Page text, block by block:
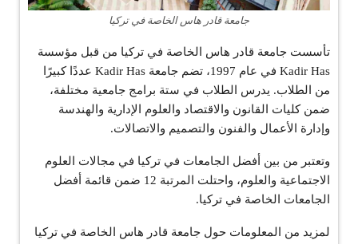
جامعة قادر هاس الخاصة في تركيا
تأسست جامعة قادر هاس الخاصة في تركيا من قبل مؤسسة
Kadir Has في عام 1997، تضم جامعة Kadir Has عددًا كبيرًا
من الطلاب. يدرس الطلاب في ستة برامج جامعية مختلفة،
ضمن كليات القانون والاقتصاد والعلوم الإدارية والهندسة
وإدارة الأعمال والفنون والتصميم والاتصالات.
وتعتبر من بين أفضل الجامعات في تركيا في مجالات العلوم
الاجتماعية والعلوم، واحتلت المرتبة 12 ضمن قائمة أفضل
الجامعات الخاصة في تركيا.
لمزيد من المعلومات حول جامعة قادر هاس الخاصة في تركيا